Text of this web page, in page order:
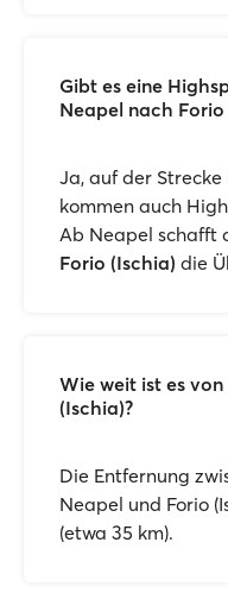
Gibt es eine
Neapel nach Forio
Ja, auf der
kommen auch
Ab Neapel schafft
Forio (Ischia) die
Wie weit ist es
(Ischia)?
Die Entfernung
Neapel und Forio
(etwa 35 km).